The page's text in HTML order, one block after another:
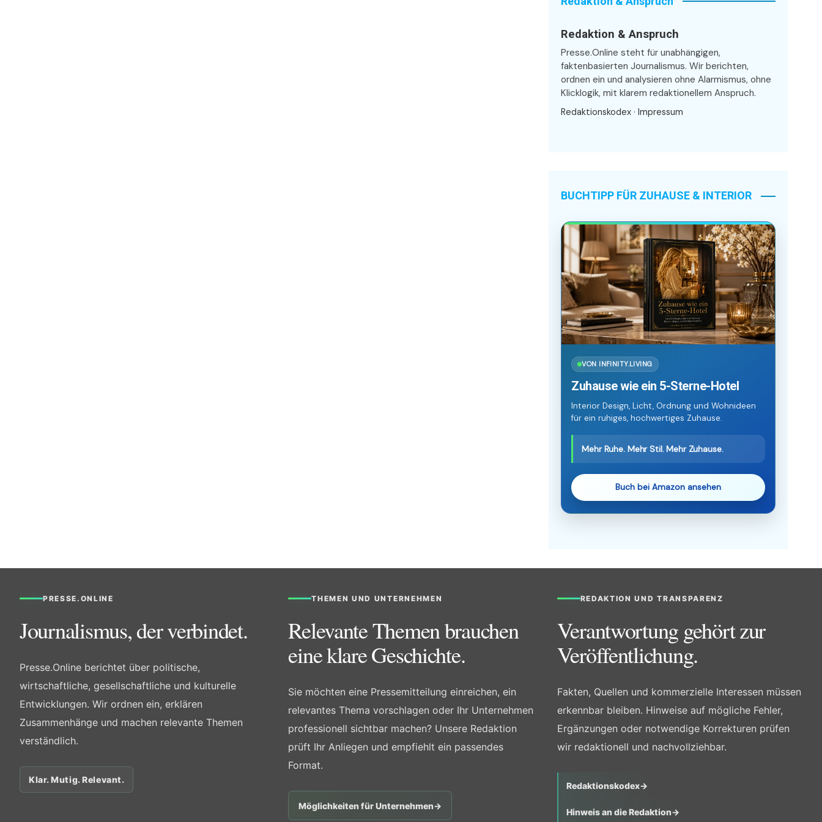
Redaktion & Anspruch
Presse.Online steht für unabhängigen,
faktenbasierten Journalismus. Wir berichten,
ordnen ein und analysieren ohne Alarmismus, ohne
Klicklogik, mit klarem redaktionellem Anspruch.
Redaktionskodex · Impressum
BUCHTIPP FÜR ZUHAUSE & INTERIOR
VON INFINITY.LIVING
Zuhause wie ein 5-Sterne-Hotel
Interior Design, Licht, Ordnung und Wohnideen
für ein ruhiges, hochwertiges Zuhause.
Mehr Ruhe. Mehr Stil. Mehr Zuhause.
Buch bei Amazon ansehen
PRESSE.ONLINE
Journalismus, der verbindet.
Presse.Online berichtet über politische,
wirtschaftliche, gesellschaftliche und kulturelle
Entwicklungen. Wir ordnen ein, erklären
Zusammenhänge und machen relevante Themen
verständlich.
Klar. Mutig. Relevant.
THEMEN UND UNTERNEHMEN
Relevante Themen brauchen
eine klare Geschichte.
Sie möchten eine Pressemitteilung einreichen, ein
relevantes Thema vorschlagen oder Ihr Unternehmen
professionell sichtbar machen? Unsere Redaktion
prüft Ihr Anliegen und empfiehlt ein passendes
Format.
Möglichkeiten für Unternehmen→
REDAKTION UND TRANSPARENZ
Verantwortung gehört zur
Veröffentlichung.
Fakten, Quellen und kommerzielle Interessen müssen
erkennbar bleiben. Hinweise auf mögliche Fehler,
Ergänzungen oder notwendige Korrekturen prüfen
wir redaktionell und nachvollziehbar.
Redaktionskodex→
Hinweis an die Redaktion→